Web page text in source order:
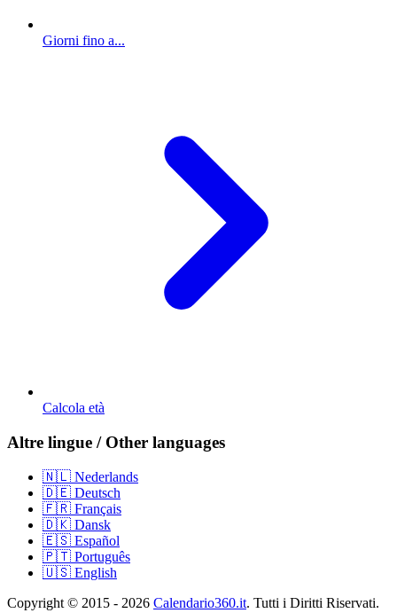
Giorni fino a...
Calcola età
Altre lingue / Other languages
🇳🇱 Nederlands
🇩🇪 Deutsch
🇫🇷 Français
🇩🇰 Dansk
🇪🇸 Español
🇵🇹 Português
🇺🇸 English
Copyright © 2015 - 2026 Calendario360.it. Tutti i Diritti Riservati.